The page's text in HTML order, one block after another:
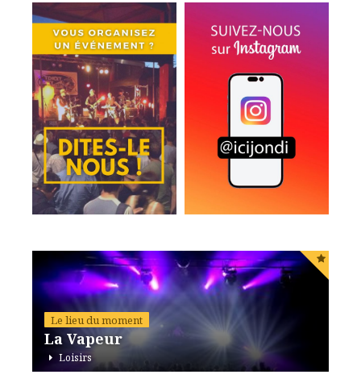
La Vapeur
Loisirs
42 avenue de Stalingrad, 21000 Dijon
Le lieu du moment